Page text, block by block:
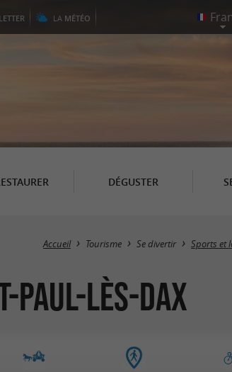
LA MÉTÉO
DÉGUSTER
Accueil Tourisme Se divertir Sports et
Paul-lès-Dax